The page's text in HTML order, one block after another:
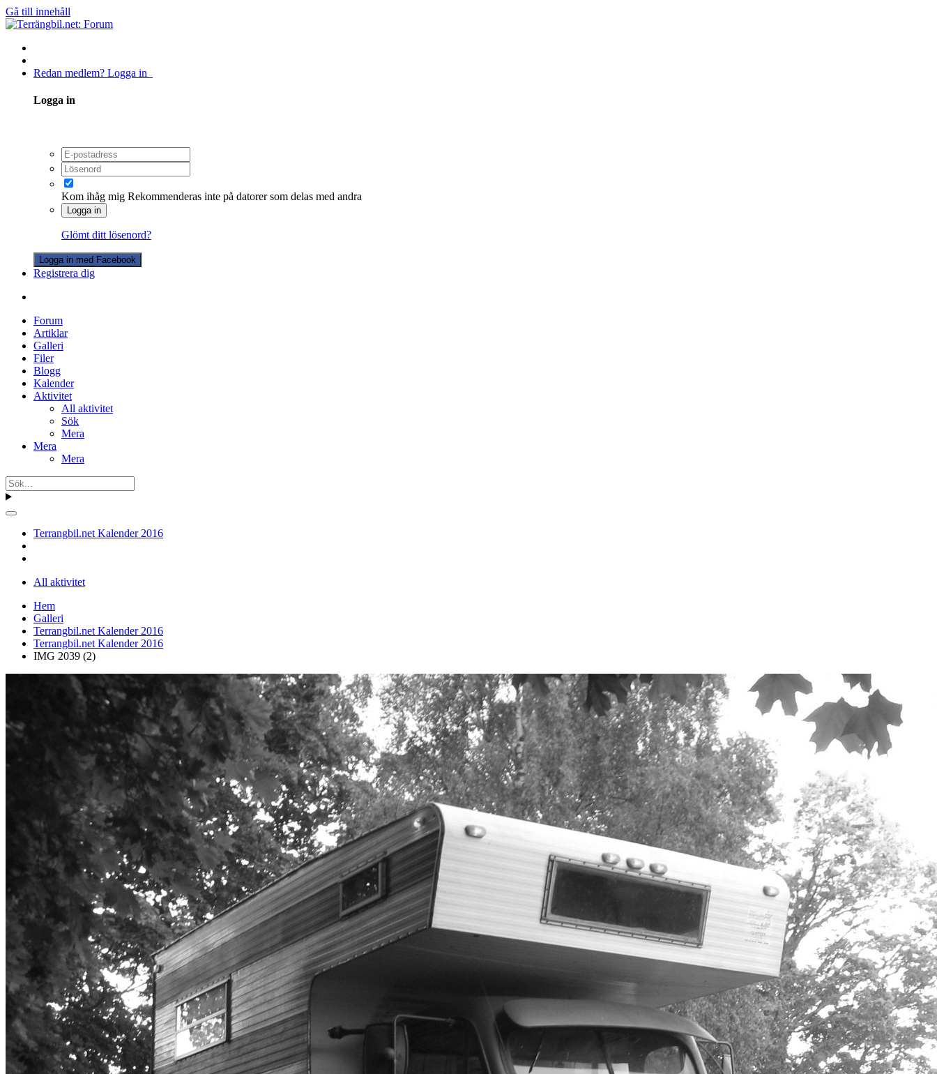
Gå till innehåll
Redan medlem? Logga in
Logga in
Kom ihåg mig Rekommenderas inte på datorer som delas med andra
Logga in
Glömt ditt lösenord?
Logga in med Facebook
Registrera dig
Forum
Artiklar
Galleri
Filer
Blogg
Kalender
Aktivitet
All aktivitet
Sök
Mera
Mera
Mera
Terrangbil.net Kalender 2016
All aktivitet
Hem
Galleri
Terrangbil.net Kalender 2016
Terrangbil.net Kalender 2016
IMG 2039 (2)